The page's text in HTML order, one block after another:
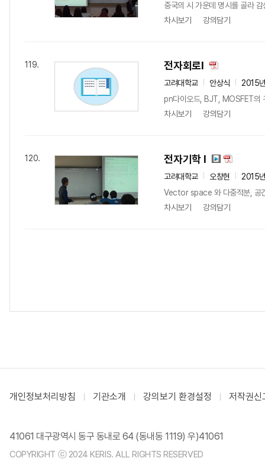
중국의 시 가운데 명시를 골라 감
차시보기
강의담기
119. 전자회로I
고려대학교 안상식
2015
pn다이오드, BJT, MOSFET의
차시보기
강의담기
120. 전자기학 I
고려대학교 오창현
2015
Vector space 와 다중적분, 공
차시보기
강의담기
개인정보처리방침 기관소개 강의보기 환경설정 저작권신
41061 대구광역시 동구 동내로 64 (동내동 1119) 우)41061
COPYRIGHT ⓒ 2024 KERIS. ALL RIGHTS RESERVED